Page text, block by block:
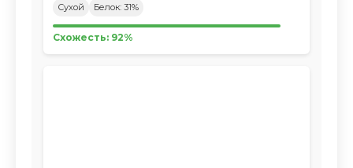
Сухой Белок: 31%
Схожесть: 92%